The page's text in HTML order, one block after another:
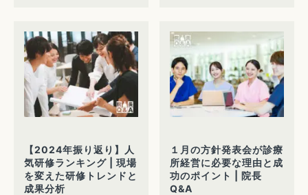
【2024年振り返り】人
気研修ランキング | 現場
を変えた研修トレンドと
成果分析
１月の方針発表会が診療
所経営に必要な理由と成
功のポイント | 院長
Q&A